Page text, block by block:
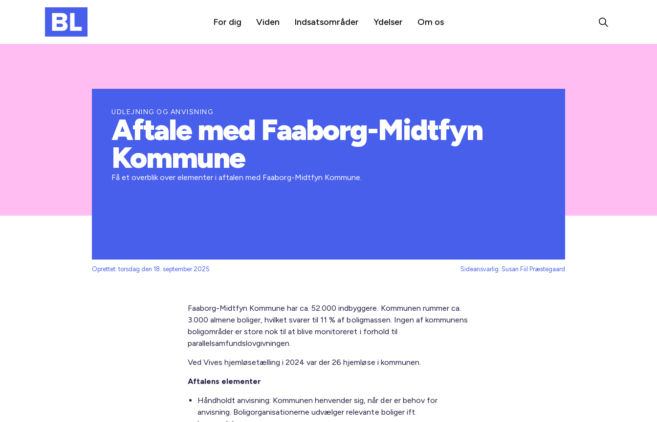
For dig Viden Indsatsområder Ydelser Om os
UDLEJNING OG ANVISNING
Aftale med Faaborg-Midtfyn
Kommune
Få et overblik over elementer i aftalen med Faaborg-Midtfyn Kommune.
Oprettet: torsdag den 18. september 2025 Sideansvarlig: Susan Fiil Præstegaard
Faaborg-Midtfyn Kommune har ca. 52.000 indbyggere. Kommunen rummer ca.
3.000 almene boliger, hvilket svarer til 11 % af boligmassen. Ingen af kommunens
boligområder er store nok til at blive monitoreret i forhold til
parallelsamfundslovgivningen.
Ved Vives hjemløsetælling i 2024 var der 26 hjemløse i kommunen.
Aftalens elementer
Håndholdt anvisning: Kommunen henvender sig, når der er behov for
anvisning. Boligorganisationerne udvælger relevante boliger ift.